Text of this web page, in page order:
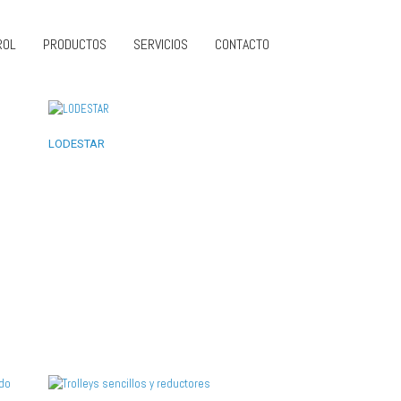
PRODUCTOS SERVICIOS CONTACTO
LODESTAR